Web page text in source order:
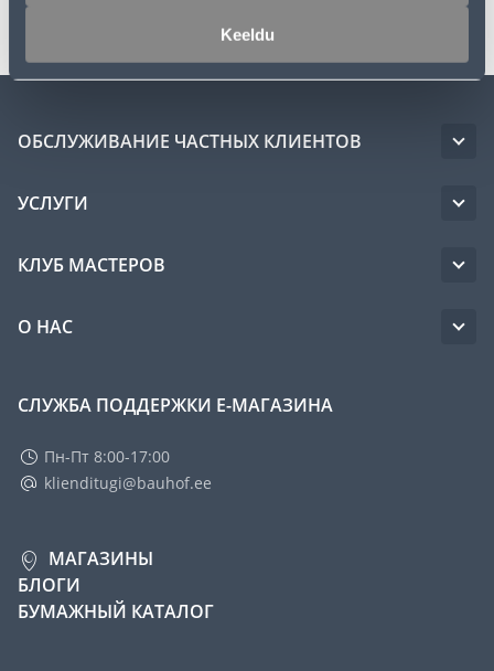
Keeldu
ОБСЛУЖИВАНИЕ ЧАСТНЫХ КЛИЕНТОВ
УСЛУГИ
КЛУБ МАСТЕРОВ
О НАС
СЛУЖБА ПОДДЕРЖКИ Е-МАГАЗИНА
Пн-Пт 8:00-17:00
klienditugi@bauhof.ee
МАГАЗИНЫ
БЛОГИ
БУМАЖНЫЙ КАТАЛОГ